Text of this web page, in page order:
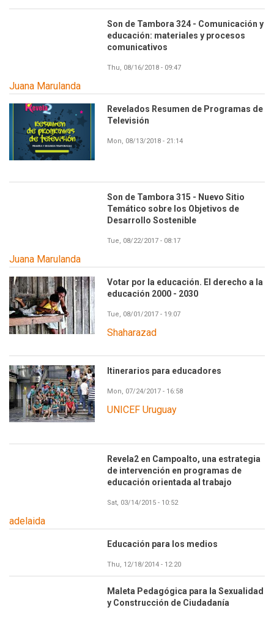
Son de Tambora 324 - Comunicación y
educación: materiales y procesos
comunicativos
Thu, 08/16/2018 - 09:47
Juana Marulanda
Revelados Resumen de Programas de
Televisión
Mon, 08/13/2018 - 21:14
Son de Tambora 315 - Nuevo Sitio
Temático sobre los Objetivos de
Desarrollo Sostenible
Tue, 08/22/2017 - 08:17
Juana Marulanda
Votar por la educación. El derecho a la
educación 2000 - 2030
Tue, 08/01/2017 - 19:07
Shaharazad
Itinerarios para educadores
Mon, 07/24/2017 - 16:58
UNICEF Uruguay
Revela2 en Campoalto, una estrategia
de intervención en programas de
educación orientada al trabajo
Sat, 03/14/2015 - 10:52
adelaida
Educación para los medios
Thu, 12/18/2014 - 12:20
Maleta Pedagógica para la Sexualidad
y Construcción de Ciudadanía